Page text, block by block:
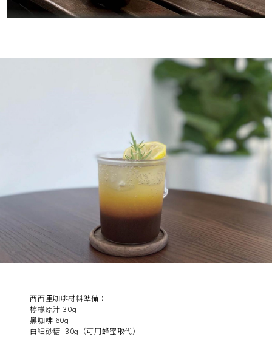
西西里咖啡材料準備：
檸檬原汁 30g
黑咖啡 60g
白細砂糖 30g（可用蜂蜜取代）